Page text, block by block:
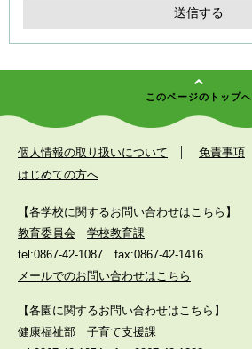
このページのトップへ
個人情報の取り扱いについて 免責事項
はじめての方へ
【各学校に関するお問い合わせはこちら】
教育委員会
学校教育課
tel:0867-42-1087
fax:0867-42-1416
メールでのお問い合わせはこちら
【各園に関するお問い合わせはこちら】
健康福祉部
子育て支援課